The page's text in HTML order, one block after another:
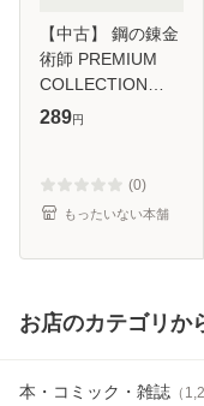
【中古】 鋼の錬金
術師 PREMIUM
COLLECTION
[DVD] / アニプレッ
289円
(0)
もったいない本舗
お店のカテゴリか
本・コミック・雑誌 （